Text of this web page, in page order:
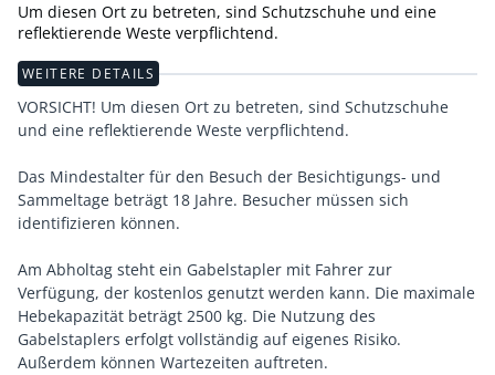
Um diesen Ort zu betreten, sind Schutzschuhe und eine
reflektierende Weste verpflichtend.
WEITERE DETAILS
VORSICHT! Um diesen Ort zu betreten, sind Schutzschuhe
und eine reflektierende Weste verpflichtend.
Das Mindestalter für den Besuch der Besichtigungs- und
Sammeltage beträgt 18 Jahre. Besucher müssen sich
identifizieren können.
Am Abholtag steht ein Gabelstapler mit Fahrer zur
Verfügung, der kostenlos genutzt werden kann. Die maximale
Hebekapazität beträgt 2500 kg. Die Nutzung des
Gabelstaplers erfolgt vollständig auf eigenes Risiko.
Außerdem können Wartezeiten auftreten.